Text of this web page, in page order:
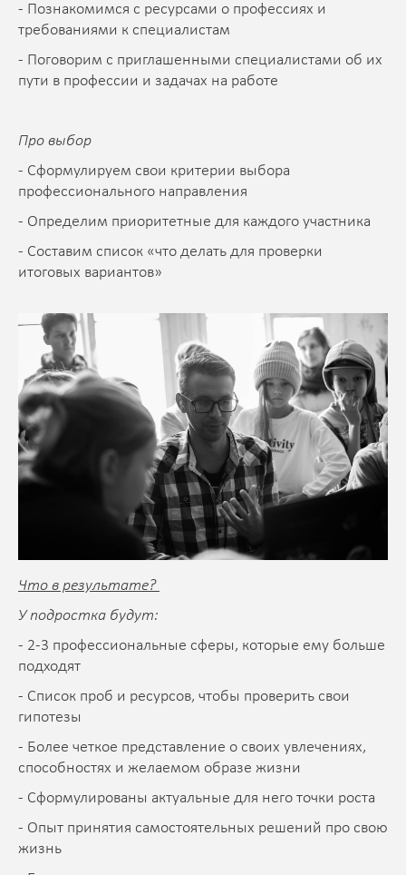
- Познакомимся с ресурсами о профессиях и
требованиями к специалистам
- Поговорим с приглашенными специалистами об их
пути в профессии и задачах на работе
Про выбор
- Сформулируем свои критерии выбора
профессионального направления
- Определим приоритетные для каждого участника
- Составим список «что делать для проверки
итоговых вариантов»
Что в результате?
У подростка будут:
- 2-3 профессиональные сферы, которые ему больше
подходят
- Список проб и ресурсов, чтобы проверить свои
гипотезы
- Более четкое представление о своих увлечениях,
способностях и желаемом образе жизни
- Сформулированы актуальные для него точки роста
- Опыт принятия самостоятельных решений про свою
жизнь